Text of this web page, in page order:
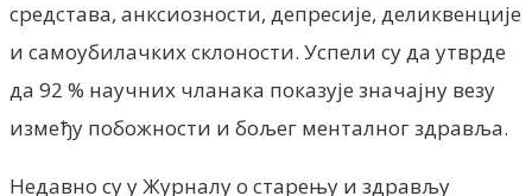
средстава, анксиозности, депресије, деликвенције
и самоубилачких склоности. Успели су да утврде
да 92 % научних чланака показује значајну везу
између побожности и бољег менталног здравља.
Недавно су у Журналу о старењу и здрављу